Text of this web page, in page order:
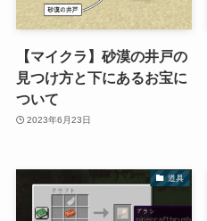
【マイクラ】砂漠の井戸の
見つけ方と下にあるお宝に
ついて
2023年6月23日
道具